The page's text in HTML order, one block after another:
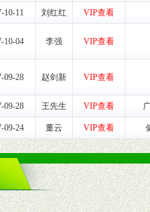
良好的终端
务团队能力
为之提供
市场操作意
牌的知名度
10-11 刘红红 VIP查看
10-04 李强 VIP查看
09-28 赵剑新 VIP查看
09-28 王先生 VIP查看
09-24 董云 VIP查看